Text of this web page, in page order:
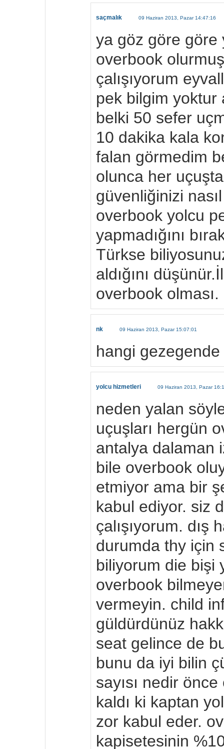
saçmalık 09 Haziran 2013, Pazar 14:47:16
ya göz göre göre
overbook
çalışıyorum
pek bilgim yoktur
belki 50 sefer
10 dakika kala
falan görmedim
olunca her
güvenliğinizi
overbook yolcu
yapmadığını
Türkse
aldığını
overbook olması.
nk 09 Haziran 2013, Pazar 15:07:01
hangi gezegende
yolcu hizmetleri 09 Haziran 2013, Pazar
neden yalan
uçuşları hergün
antalya dalaman
bile overbook
etmiyor ama bir
kabul ediyor. siz
çalışıyorum. dış
durumda thy için
biliyorum die bişi
overbook
vermeyin. child
güldürdünüz
seat gelince de
bunu da iyi bilin
sayısı nedir
kaldı ki kaptan
zor kabul eder.
kapisetesinin